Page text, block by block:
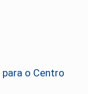
o Centro